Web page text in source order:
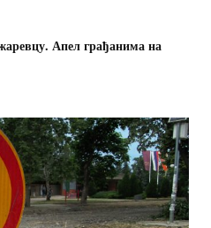
Апел грађанима на